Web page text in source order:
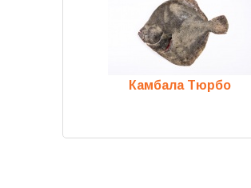
Камбала Тюрбо